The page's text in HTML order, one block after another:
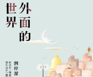
告】因 Readmoo 讀墨系
閱讀服務